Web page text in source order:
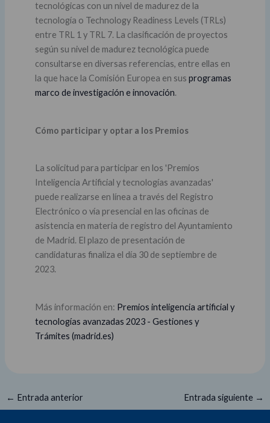
tecnológicas con un nivel de madurez de la
tecnología o Technology Readiness Levels (TRLs)
entre TRL 1 y TRL 7. La clasificación de proyectos
según su nivel de madurez tecnológica puede
consultarse en diversas referencias, entre ellas en
la que hace la Comisión Europea en sus programas
marco de investigación e innovación.
Cómo participar y optar a los Premios
La solicitud para participar en los 'Premios
Inteligencia Artificial y tecnologías avanzadas'
puede realizarse en línea a través del Registro
Electrónico o vía presencial en las oficinas de
asistencia en materia de registro del Ayuntamiento
de Madrid. El plazo de presentación de
candidaturas finaliza el día 30 de septiembre de
2023.
Más información en: Premios inteligencia artificial y
tecnologías avanzadas 2023 - Gestiones y
Trámites (madrid.es)
← Entrada anterior Entrada siguiente →